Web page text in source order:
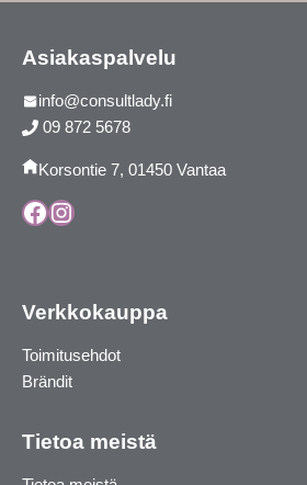
Asiakaspalvelu
info@consultlady.fi
09 872 5678
Korsontie 7, 01450 Vantaa
Facebook
Instagram
Verkkokauppa
Toimitusehdot
Brändit
Tietoa meistä